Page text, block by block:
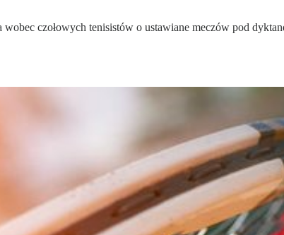
czołowych tenisistów o ustawiane meczów pod